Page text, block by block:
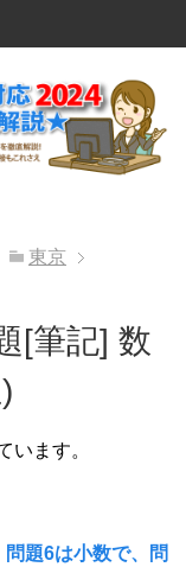
東京
[筆記] 数
います。
題6は小数で、問